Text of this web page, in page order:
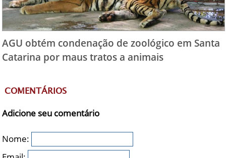
AGU obtém condenação de zoológico em Santa
Catarina por maus tratos a animais
COMENTÁRIOS
Adicione seu comentário
Nome: